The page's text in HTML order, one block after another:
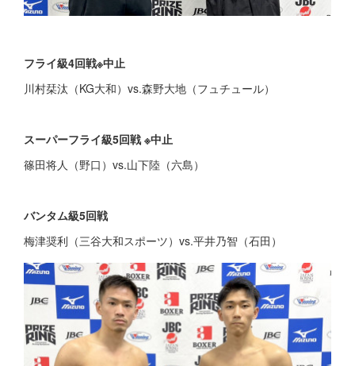
フライ級4回戦※中止
川村栞汰（KG大和）vs.森野大地（フュチュール）
スーパーフライ級5回戦 ※中止
篠田将人（野口）vs.山下陸（六島）
バンタム級5回戦
梅津奨利（三谷大和スポーツ）vs.平井乃智（石田）